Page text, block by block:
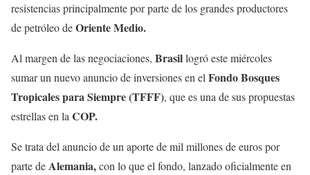
resistencias principalmente por parte de los grandes productores
de petróleo deOriente Medio.
Al margen de las negociaciones, Brasillogró este miércoles
sumar un nuevo anuncio de inversiones en elFondo Bosques
Tropicales para Siempre (TFFF), que es una de sus propuestas
estrellas en laCOP.
Se trata del anuncio de un aporte de mil millones de euros por
parte deAlemania,con lo que el fondo, lanzado oficialmente en